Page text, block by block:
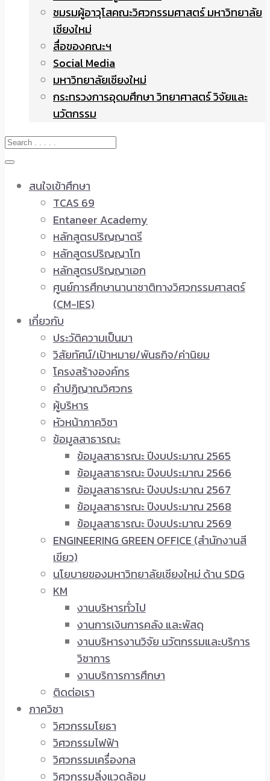
ชมรมผู้อาวุโสคณะวิศวกรรมศาสตร์ มหาวิทยาลัย
เชียงใหม่
สื่อของคณะฯ
Social Media
มหาวิทยาลัยเชียงใหม่
กระทรวงการอุดมศึกษา วิทยาศาสตร์ วิจัยและ
นวัตกรรม
สนใจเข้าศึกษา
TCAS 69
Entaneer Academy
หลักสูตรปริญญาตรี
หลักสูตรปริญญาโท
หลักสูตรปริญญาเอก
ศูนย์การศึกษานานาชาติทางวิศวกรรมศาสตร์
(CM-IES)
เกี่ยวกับ
ประวัติความเป็นมา
วิสัยทัศน์/เป้าหมาย/พันธกิจ/ค่านิยม
โครงสร้างองค์กร
คำปฏิญาณวิศวกร
ผู้บริหาร
หัวหน้าภาควิชา
ข้อมูลสาธารณะ
ข้อมูลสาธารณะ ปีงบประมาณ 2565
ข้อมูลสาธารณะ ปีงบประมาณ 2566
ข้อมูลสาธารณะ ปีงบประมาณ 2567
ข้อมูลสาธารณะ ปีงบประมาณ 2568
ข้อมูลสาธารณะ ปีงบประมาณ 2569
ENGINEERING GREEN OFFICE (สำนักงานสี
เขียว)
นโยบายของมหาวิทยาลัยเชียงใหม่ ด้าน SDG
KM
งานบริหารทั่วไป
งานการเงินการคลัง และพัสดุ
งานบริหารงานวิจัย นวัตกรรมและบริการ
วิชาการ
งานบริการการศึกษา
ติดต่อเรา
ภาควิชา
วิศวกรรมโยธา
วิศวกรรมไฟฟ้า
วิศวกรรมเครื่องกล
วิศวกรรมสิ่งแวดล้อม